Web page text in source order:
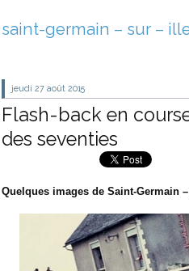
saint-germain – sur –
jeudi 27 août 2015
Flash-back en
des seventies
Quelques images de Saint-Germain